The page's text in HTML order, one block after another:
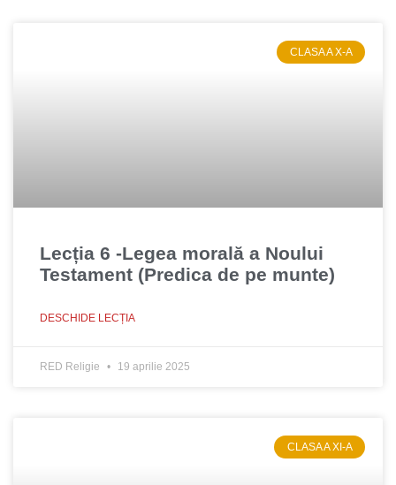
CLASA A X-A
Lecția 6 -Legea morală a Noului
Testament (Predica de pe munte)
DESCHIDE LECȚIA
RED Religie 19 aprilie 2025
CLASA A XI-A